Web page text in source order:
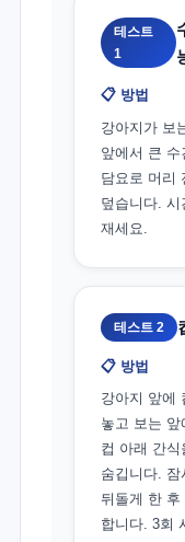
테스트
1
📋 방법
강아지가 보
앞에서 큰 수
담요로 머리
덮습니다. 시
재세요.
테스트 2
📋 방법
강아지 앞에
놓고 보는 앞
컵 아래 간식
숨깁니다. 잠
뒤돌게 한 후
합니다. 3회